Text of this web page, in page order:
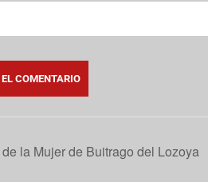
de la Mujer de Buitrago del Lozoya